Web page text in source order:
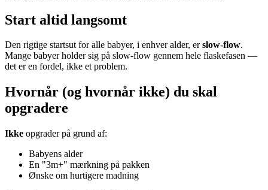
Start altid langsomt
Den rigtige startsut for alle babyer, i enhver alder, erslow-flow.
Mange babyer holder sig på slow-flow gennem hele flaskefasen —
det er en fordel, ikke et problem.
Hvornår (og hvornår ikke) du skal
opgradere
Ikke opgrader på grund af:
Babyens alder
En "3m+" mærkning på pakken
Ønske om hurtigere madning